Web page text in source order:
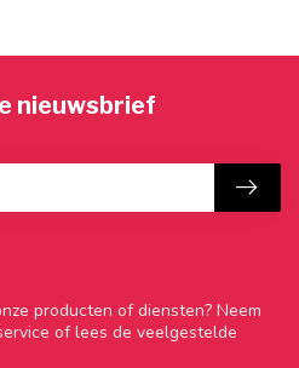
producten of diensten? Neem
of lees de veelgestelde
nieuwsbrief